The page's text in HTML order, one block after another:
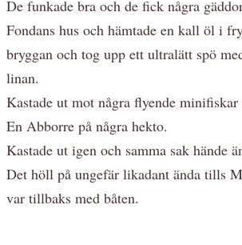
De funkade bra och de fick några
Fondans hus och hämtade en kall öl i
bryggan och tog upp ett ultralätt spö
linan.
Kastade ut mot några flyende
En Abborre på några hekto.
Kastade ut igen och samma sak hände
Det höll på ungefär likadant ända tills
var tillbaks med båten.